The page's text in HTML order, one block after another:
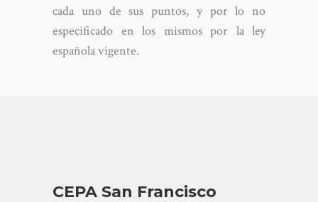
cada uno de sus puntos, y por lo no
especificado en los mismos por la ley
española vigente.
CEPA San Francisco